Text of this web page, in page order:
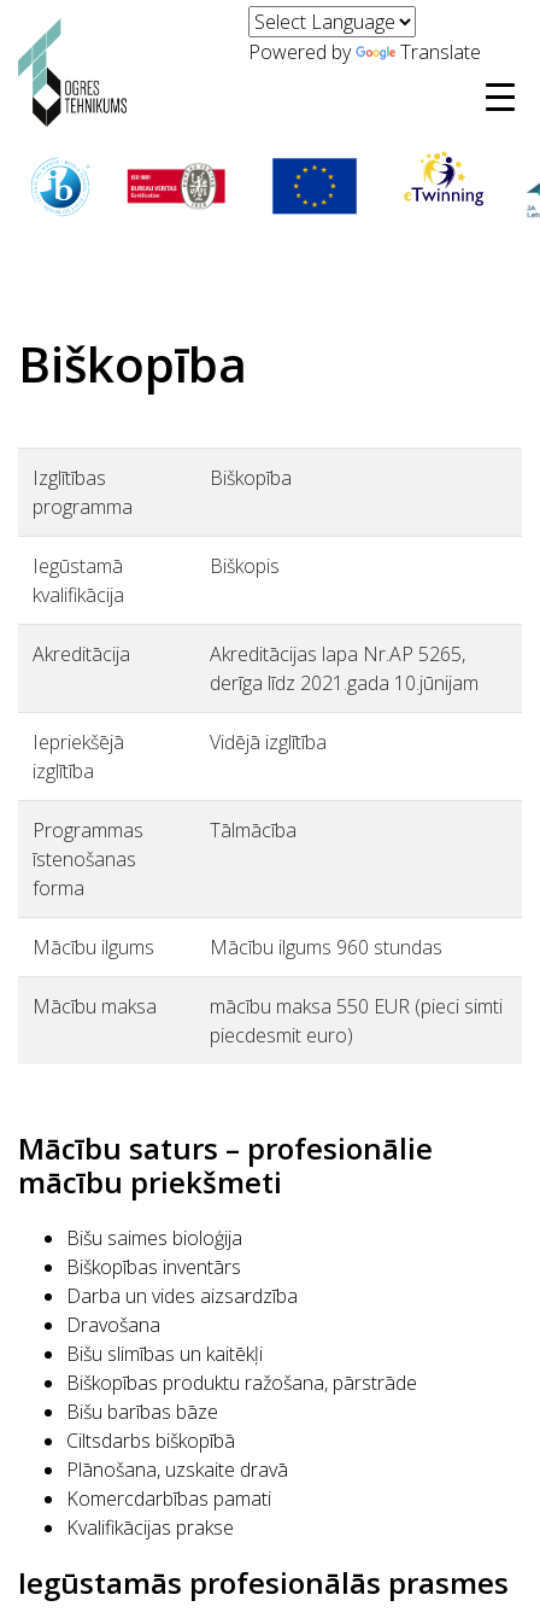
Powered by Translate
Biškopība
Izglītības
programma
Biškopība
Iegūstamā
kvalifikācija
Biškopis
Akreditācija
Akreditācijas lapa Nr.AP 5265,
derīga līdz 2021.gada 10.jūnijam
Iepriekšējā
izglītība
Vidējā izglītība
Programmas
īstenošanas
forma
Tālmācība
Mācību ilgums Mācību ilgums 960 stundas
Mācību maksa
mācību maksa 550 EUR (pieci simti
piecdesmit euro)
Mācību saturs – profesionālie
mācību priekšmeti
Bišu saimes bioloģija
Biškopības inventārs
Darba un vides aizsardzība
Dravošana
Bišu slimības un kaitēkļi
Biškopības produktu ražošana, pārstrāde
Bišu barības bāze
Ciltsdarbs biškopībā
Plānošana, uzskaite dravā
Komercdarbības pamati
Kvalifikācijas prakse
Iegūstamās profesionālās prasmes